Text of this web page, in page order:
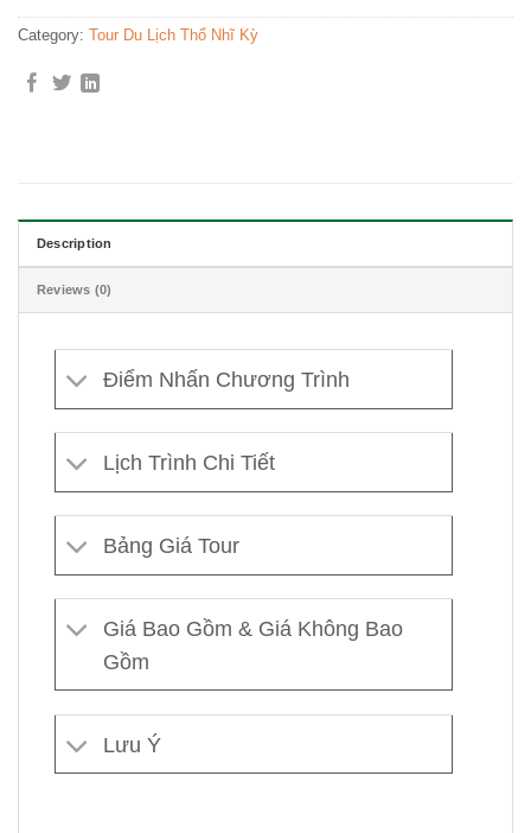
Category: Tour Du Lịch Thổ Nhĩ Kỳ
Description
Reviews (0)
Điểm Nhấn Chương Trình
Lịch Trình Chi Tiết
Bảng Giá Tour
Giá Bao Gồm & Giá Không Bao
Gồm
Lưu Ý